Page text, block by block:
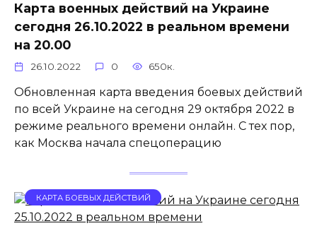
Карта военных действий на Украине
сегодня 26.10.2022 в реальном времени
на 20.00
26.10.2022 0 650к.
Обновленная карта введения боевых действий
по всей Украине на сегодня 29 октября 2022 в
режиме реального времени онлайн. С тех пор,
как Москва начала спецоперацию
КАРТА БОЕВЫХ ДЕЙСТВИЙ